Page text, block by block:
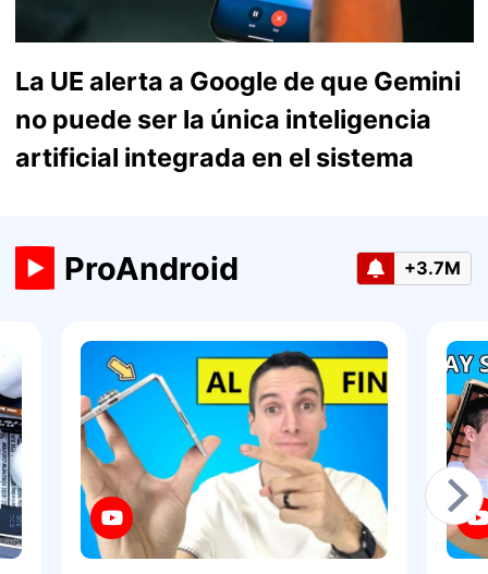
La UE alerta a Google de que Gemini
no puede ser la única inteligencia
artificial integrada en el sistema
ProAndroid +3.7M